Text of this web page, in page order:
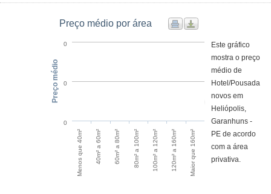
Preço médio por área
Menos que 40m² 40m² a 60m² 60m² a 80m² 80m² a 100m² 100m² a 120m² 120m² a 160m² Maior que 160m²
0
0
0
Preço médio
Este gráfico
mostra o preço
médio de
Hotel/Pousada
novos em
Heliópolis,
Garanhuns -
PE de acordo
com a área
privativa.